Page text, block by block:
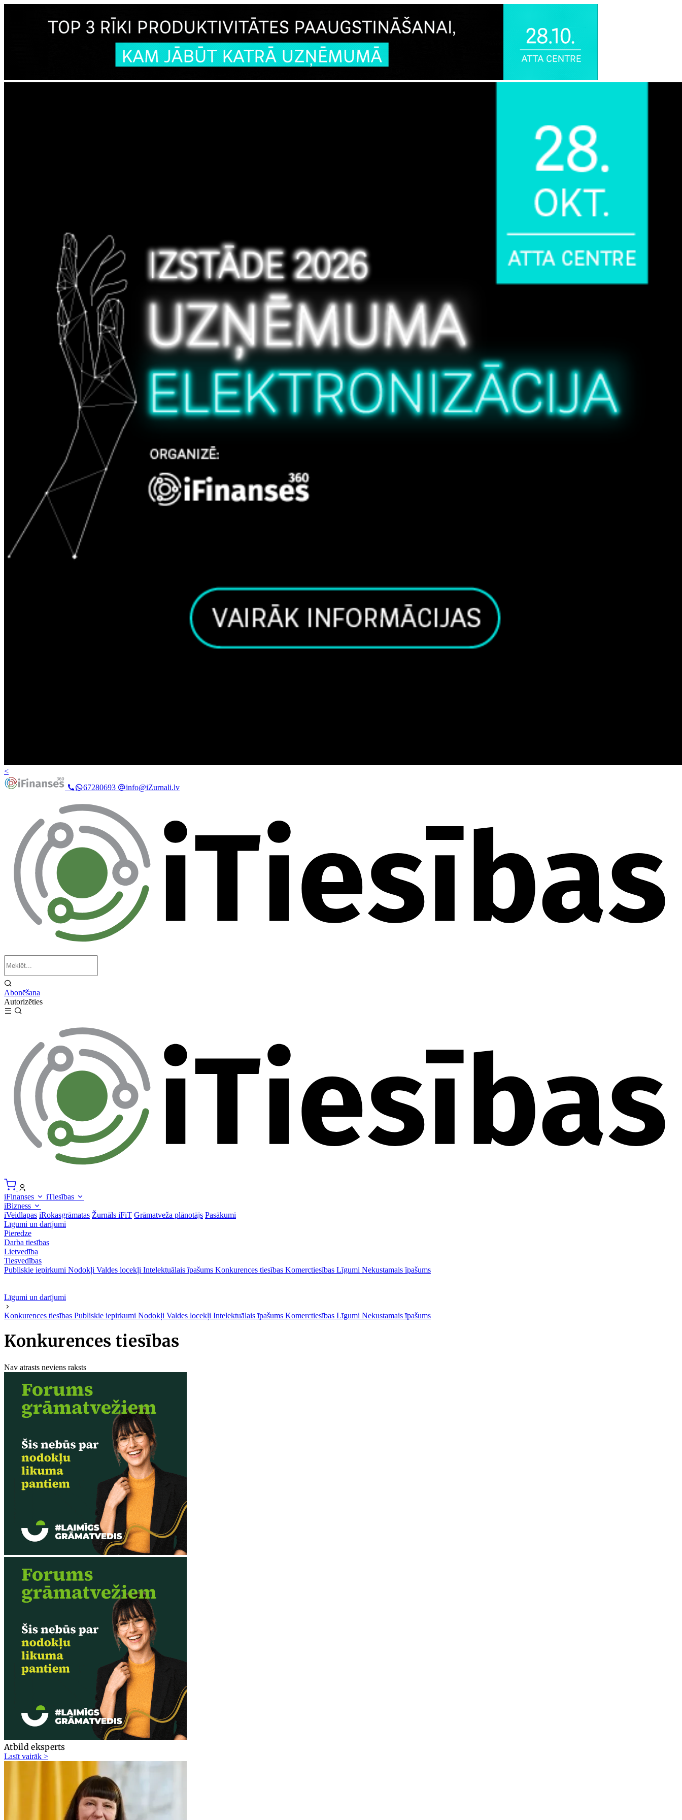
<
67280693
info@iZurnali.lv
Abonēšana
Autorizēties
iFinanses
iTiesības
iBizness
iVeidlapas iRokasgrāmatas Žurnāls iFiT Grāmatveža plānotājs Pasākumi
Līgumi un darījumi
Pieredze
Darba tiesības
Lietvedība
Tiesvedības
Publiskie iepirkumi Nodokļi Valdes locekļi Intelektuālais īpašums Konkurences tiesības Komerctiesības Līgumi Nekustamais īpašums
Līgumi un darījumi
Konkurences tiesības Publiskie iepirkumi Nodokļi Valdes locekļi Intelektuālais īpašums Komerctiesības Līgumi Nekustamais īpašums
Konkurences tiesības
Nav atrasts neviens raksts
Atbild eksperts
Lasīt vairāk >